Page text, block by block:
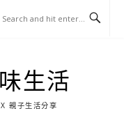
生活
親子生活分享